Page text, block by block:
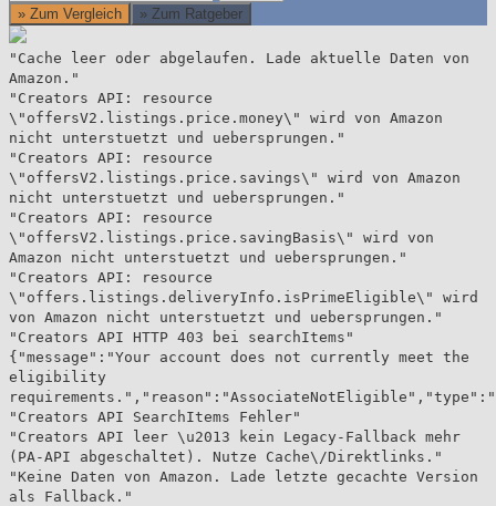
» Zum Vergleich
» Zum Ratgeber
"Cache leer oder abgelaufen. Lade aktuelle Daten von
Amazon."
"Creators API: resource
\"offersV2.listings.price.money\" wird von Amazon
nicht unterstuetzt und uebersprungen."
"Creators API: resource
\"offersV2.listings.price.savings\" wird von Amazon
nicht unterstuetzt und uebersprungen."
"Creators API: resource
\"offersV2.listings.price.savingBasis\" wird von
Amazon nicht unterstuetzt und uebersprungen."
"Creators API: resource
\"offers.listings.deliveryInfo.isPrimeEligible\" wird
von Amazon nicht unterstuetzt und uebersprungen."
"Creators API HTTP 403 bei searchItems"
{"message":"Your account does not currently meet the
eligibility
"Creators API SearchItems Fehler"
"Creators API leer \u2013 kein Legacy-Fallback mehr
(PA-API abgeschaltet). Nutze Cache\/Direktlinks."
"Keine Daten von Amazon. Lade letzte gecachte Version
als Fallback."